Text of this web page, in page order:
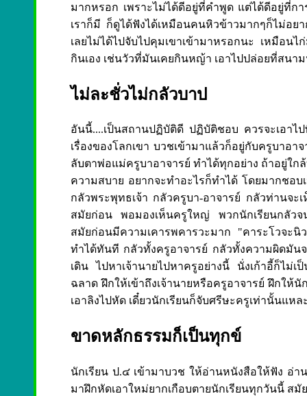
มากหรอก เพราะไม่ได้ดีอยู่ที่คำพูด แต่ได้ดีอยู่ที่ก
เราก็มี ก็ดูได้ฟังได้เหมือนคนหิวข้าวมากๆก็ไม่อ
เลยไม่ได้ไปจับไปคุมเขาเข้ามาหรอกนะ เหมือน
กินเอง เช่นวัวที่มันเคยกินหญ้า เอาไปปล่อยที่สน
ไม่ละชั่วไม่กลัวบาป
อันนี้....เป็นสถานปฏิบัติดี ปฏิบัติชอบ ควรจะเอาไ
เรื่องของโลกเขา บวชเข้ามาแล้วก็อยู่กับครูบาอ
ลับตาพ่อแม่ครูบาอาจารย์ ทำได้ทุกอย่าง ถ้าอยู่ใ
ความสบาย อยากจะทำอะไรก็ทำได้ โดยมากชอ
กลัวพระพุทธเจ้า กลัวครูบา-อาจารย์ กลัวท่านจะ
สมัยก่อน พอมองเห็นครูใหญ่ พวกนักเรียนกลัวจ
สมัยก่อนมีความเคารพคารวะมาก "คาระโวจะ
ทำได้ทันที กลัวทั้งครูอาจารย์ กลัวทั้งความผิดมัน
เดิน ไปหาเจ้านายไปหาครูอย่างนี้ นั่งเก้าอี้ก็ไม่
ฉลาด ฝึกให้เข้าถึงเจ้านายหรือครูอาจารย์ ฝึกให้
เอาลิงไปหัด เดี๋ยวนักเรียนก็จับศรีษะครูเท่านั้นแ
ขาดหลักธรรมก็เป็นทุกข์
นักเรียน ป.๔ เข้ามาบวช ให้อ่านหนังสือให้ฟัง อ่า
มาฝึกหัดเอาใหม่ยากเกือบตายนักเรียนทุกวันนี้ ส